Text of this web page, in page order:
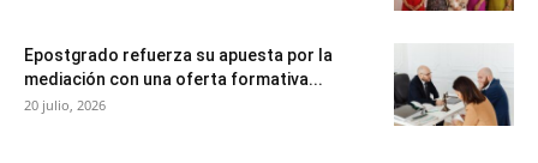
Epostgrado refuerza su apuesta por la
mediación con una oferta formativa...
20 julio, 2026